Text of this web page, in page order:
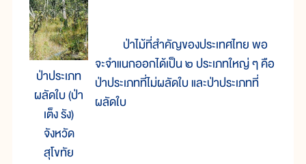
ป่าประเภท
ผลัดใบ (ป่า
เต็ง รัง)
จังหวัด
สุโขทัย
ป่าไม้ที่สำคัญของประเทศไทย พอ
จะจำแนกออกได้เป็น ๒ ประเภทใหญ่ ๆ คือ
ป่าประเภทที่ไม่ผลัดใบ และป่าประเภทที่
ผลัดใบ